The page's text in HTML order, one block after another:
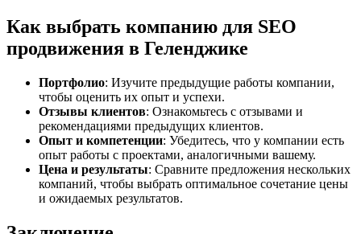
Как выбрать компанию для SEO
продвижения в Геленджике
Портфолио: Изучите предыдущие работы компании,
чтобы оценить их опыт и успехи.
Отзывы клиентов: Ознакомьтесь с отзывами и
рекомендациями предыдущих клиентов.
Опыт и компетенции: Убедитесь, что у компании есть
опыт работы с проектами, аналогичными вашему.
Цена и результаты: Сравните предложения нескольких
компаний, чтобы выбрать оптимальное сочетание цены
и ожидаемых результатов.